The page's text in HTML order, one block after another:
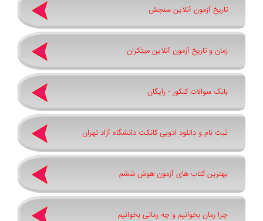
تاریخ آزمون آنلاین سنجش
زمان و تاریخ آزمون آنلاین مبتکران
بانک سوالات کنکور - رایگان
ثبت نام و دانلود ادوبی کانکت دانشگاه آزاد تهران
بهترین کتاب های آزمون هوش ششم
چرا رمان بخوانیم و چه رمانی بخوانیم